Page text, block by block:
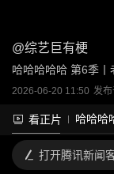
@综艺巨有梗
哈哈哈哈哈 第6季丨
2026-06-20 11:50 发
看正片 哈哈哈
打开腾讯新闻